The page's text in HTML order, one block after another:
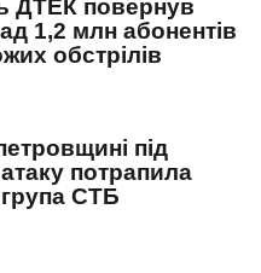
ДТЕК повернув
1,2 млн абонентів
обстрілів
під
потрапила
СТБ